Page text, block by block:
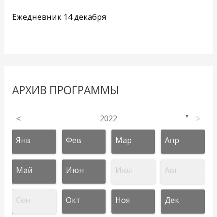
Ежедневник 14 декабря
АРХИВ ПРОГРАММЫ
< 2022 ▼ >
Янв Фев Мар Апр
Май Июн Июл Авг
Сен Окт Ноя Дек